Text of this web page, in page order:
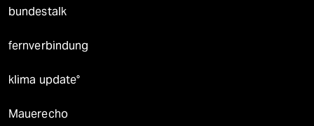
bundestalk
fernverbindung
klima update°
Mauerecho